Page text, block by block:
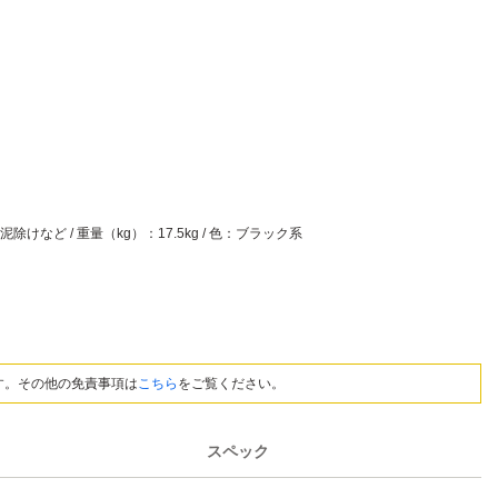
除けなど / 重量（kg）：17.5kg / 色：ブラック系
その他の免責事項はこちら をご覧ください。
スペック